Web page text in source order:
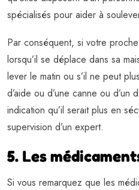
spécialisés pour aider à
Par conséquent, si votre
lorsqu’il se déplace dans sa
lever le matin ou s’il ne peut
d’aide ou d’une canne ou d’un
indication qu’il serait plus en
supervision d’un expert.
5. Les
Si vous remarquez que les